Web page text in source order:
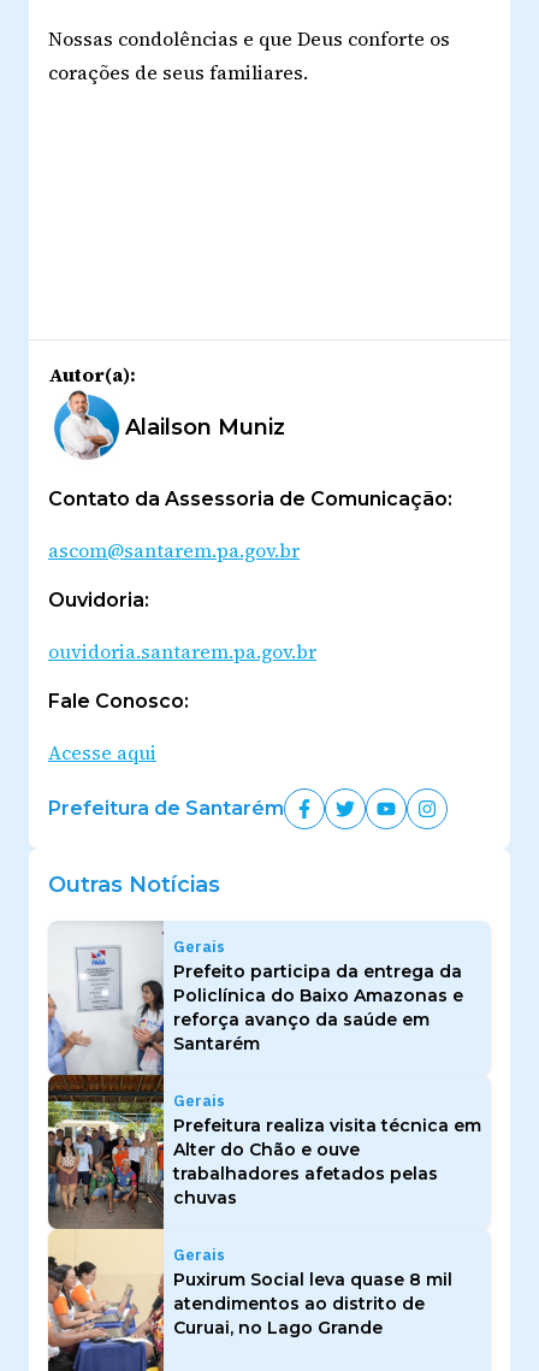
Nossas condolências e que Deus conforte os
corações de seus familiares.
Autor(a):
Alailson Muniz
Contato da Assessoria de Comunicação:
ascom@santarem.pa.gov.br
Ouvidoria:
ouvidoria.santarem.pa.gov.br
Fale Conosco:
Acesse aqui
Prefeitura de Santarém
Outras Notícias
Gerais
Prefeito participa da entrega da
Policlínica do Baixo Amazonas e
reforça avanço da saúde em
Santarém
Gerais
Prefeitura realiza visita técnica em
Alter do Chão e ouve
trabalhadores afetados pelas
chuvas
Gerais
Puxirum Social leva quase 8 mil
atendimentos ao distrito de
Curuai, no Lago Grande